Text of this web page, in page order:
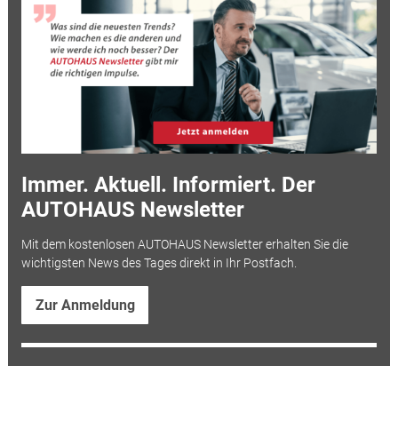
Immer. Aktuell. Informiert. Der
AUTOHAUS Newsletter
Mit dem kostenlosen AUTOHAUS Newsletter erhalten Sie die
wichtigsten News des Tages direkt in Ihr Postfach.
Zur Anmeldung